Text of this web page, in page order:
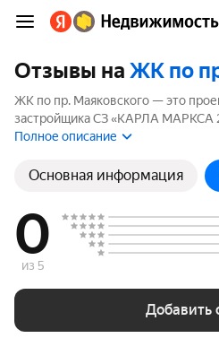
Отзывы на ЖК по
ЖК по пр. Маяковского — это
застройщика СЗ «КАРЛА МАРКСА
Краснокамск. Комплекс включает
Маяковского, ознакомьтесь с
жителей района. Мы рассчитали
Полное описание
Основная информация
0
из 5
Добавить